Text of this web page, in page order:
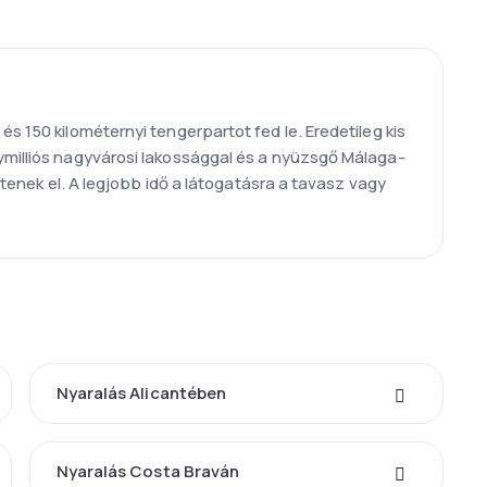
150 kilométernyi tengerpartot fed le. Eredetileg kis
nagyvárosi lakossággal és a nyüzsgő Málaga-
el. A legjobb idő a látogatásra a tavasz vagy
Nyaralás Alicantében
Nyaralás Costa Braván